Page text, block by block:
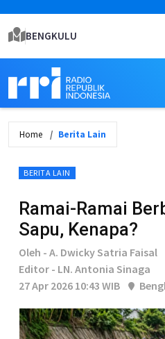
BENGKULU
Home Berita Lain
BERITA LAIN
Ramai-Ramai
Sapu, Kenapa?
Oleh - A. Dwicky Satria Faisal
Editor - LN. Antonia Sinaga
27 Apr 2026 10:43 WIB